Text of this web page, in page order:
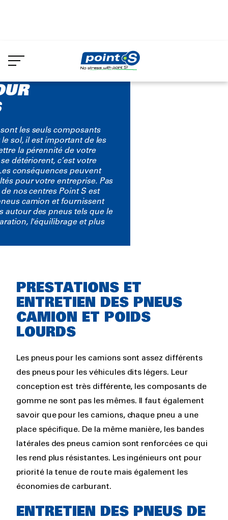
au
contenu
Services et entretien des pneus de
les seuls composants
sol, il est important de les
la pérennité de votre
détériorent, c’est votre
conséquences peuvent
pour votre entreprise. Pas
nos centres Point S est
camion et fournissent
autour des pneus tels que le
l'équilibrage et plus
Rich
text
PRESTATIONS ET
ENTRETIEN DES PNEUS
CAMION ET POIDS
LOURDS
Les pneus pour les camions sont assez différents
des pneus pour les véhicules dits légers. Leur
conception est très différente, les composants de
gomme ne sont pas les mêmes. Il faut également
savoir que pour les camions, chaque pneu a une
place spécifique. De la même manière, les bandes
latérales des pneus camion sont renforcées ce qui
les rend plus résistantes. Les ingénieurs ont pour
priorité la tenue de route mais également les
économies de carburant.
ENTRETIEN DES PNEUS DE